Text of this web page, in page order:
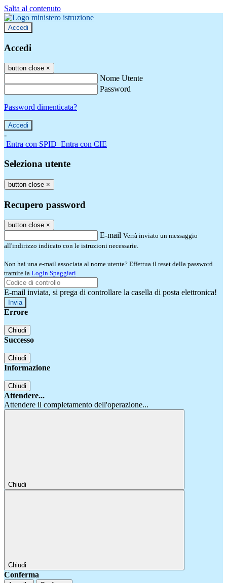
Salta al contenuto
Accedi
Accedi
button close ×
Nome Utente
Password
Password dimenticata?
-
Entra con SPID Entra con CIE
Seleziona utente
button close ×
Recupero password
button close ×
E-mail Verrà inviato un messaggio
all'indirizzo indicato con le istruzioni necessarie.
Non hai una e-mail associata al nome utente? Effettua il reset della password
tramite la Login Spaggiari
E-mail inviata, si prega di controllare la casella di posta elettronica!
Errore
Chiudi
Successo
Chiudi
Informazione
Chiudi
Attendere...
Attendere il completamento dell'operazione...
Chiudi
Chiudi
Conferma